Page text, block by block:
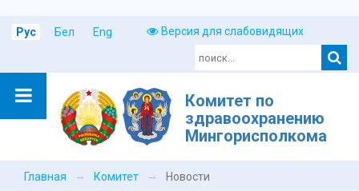
Рус Бел Eng Версия для слабовидящих
Комитет по
здравоохранению
Мингорисполкома
Главная → Комитет → Новости